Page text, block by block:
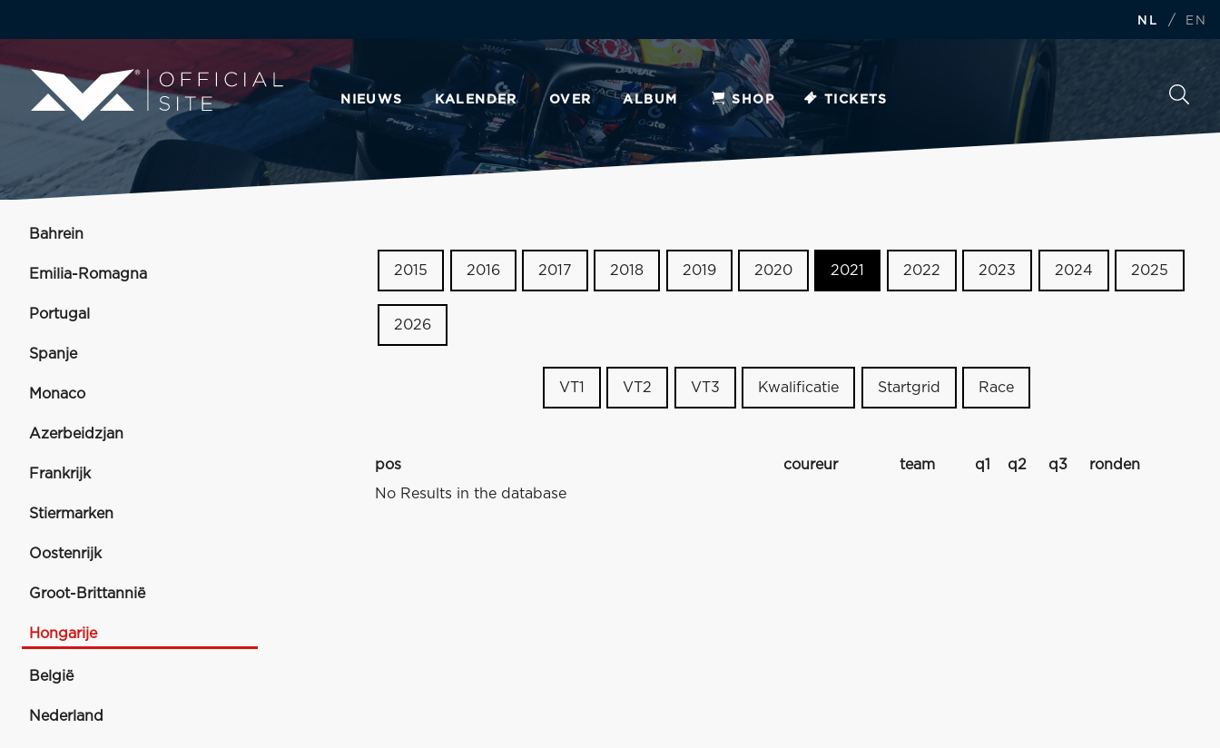
NL / EN
NIEUWS KALENDER OVER ALBUM SHOP TICKETS
Bahrein
Emilia-Romagna
Portugal
Spanje
Monaco
Azerbeidzjan
Frankrijk
Stiermarken
Oostenrijk
Groot-Brittannië
Hongarije
België
Nederland
2015 2016 2017 2018 2019 2020 2021 2022 2023 2024 2025
2026
VT1 VT2 VT3 Kwalificatie Startgrid Race
pos coureur team q1 q2 q3
ronden
No Results in the database